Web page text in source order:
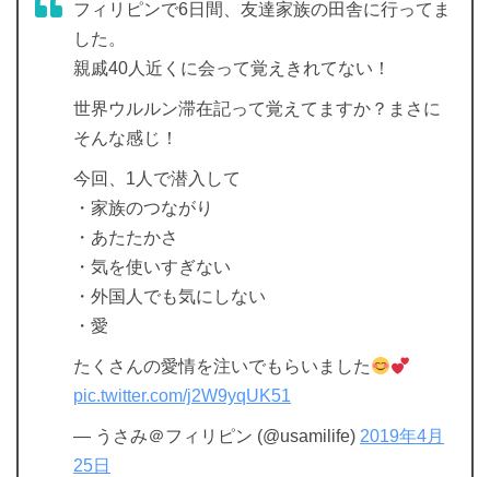
フィリピンで6日間、友達家族の田舎に行ってま
した。
親戚40人近くに会って覚えきれてない！
世界ウルルン滞在記って覚えてますか？まさに
そんな感じ！
今回、1人で潜入して
・家族のつながり
・あたたかさ
・気を使いすぎない
・外国人でも気にしない
・愛
たくさんの愛情を注いでもらいました
pic.twitter.com/j2W9yqUK51
— うさみ＠フィリピン (@usamilife) 2019年4月
25日